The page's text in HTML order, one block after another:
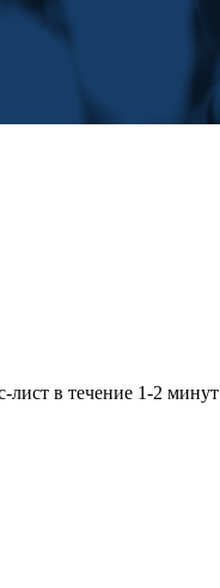
в течение 1-2 минут